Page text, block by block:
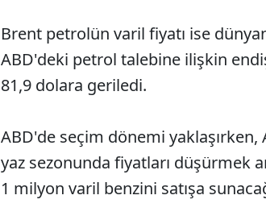
Brent petrolün varil fiyatı ise
ABD'deki petrol talebine ilişkin
81,9 dolara geriledi.
ABD'de seçim dönemi yaklaşırken,
yaz sezonunda fiyatları düşürmek
1 milyon varil benzini satışa